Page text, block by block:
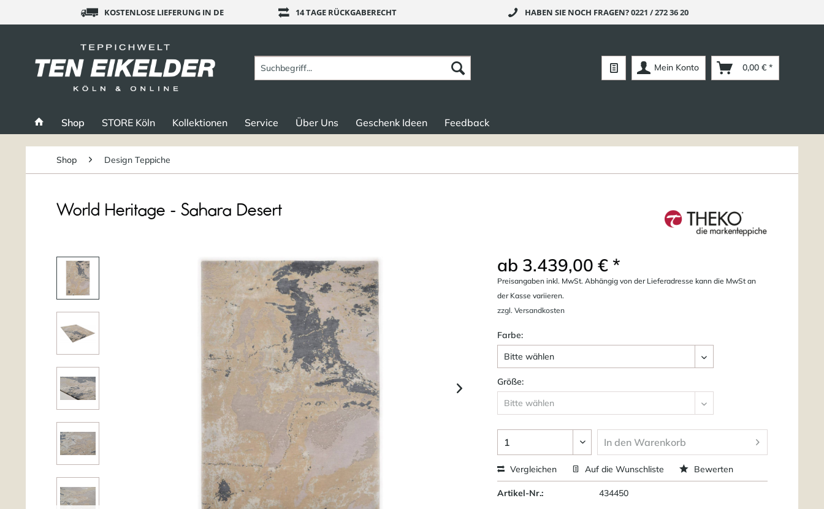
KOSTENLOSE LIEFERUNG IN DE 14 TAGE RÜCKGABERECHT HABEN SIE NOCH FRAGEN?0221 / 272 36 20
Mein Konto 0,00 € *
Shop STORE Köln Kollektionen Service Über Uns Geschenk Ideen Feedback
Shop Design Teppiche
World Heritage - Sahara Desert
ab 3.439,00 € *
Preisangaben inkl. MwSt. Abhängig von der Lieferadresse kann die MwSt an
der Kasse variieren.
zzgl. Versandkosten
Farbe:
Größe:
In den Warenkorb
Vergleichen Auf die Wunschliste Bewerten
Artikel-Nr.: 434450